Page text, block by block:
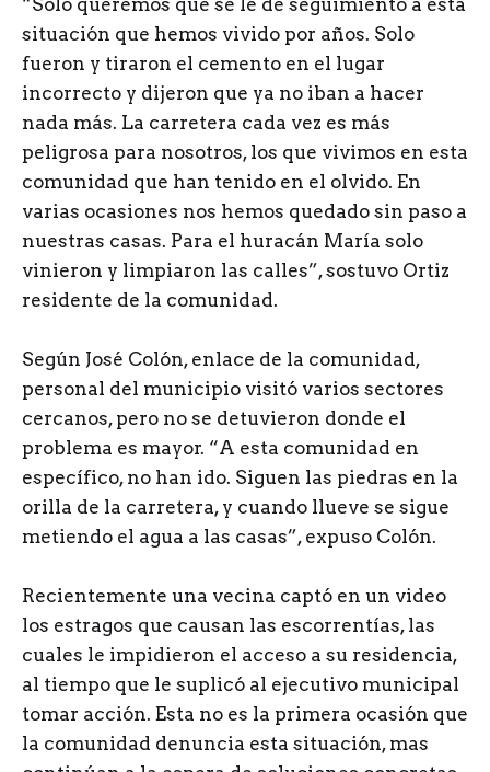
situación que hemos vivido por años. Solo
fueron y tiraron el cemento en el lugar
incorrecto y dijeron que ya no iban a hacer
nada más. La carretera cada vez es más
peligrosa para nosotros, los que vivimos en esta
comunidad que han tenido en el olvido. En
varias ocasiones nos hemos quedado sin paso a
nuestras casas. Para el huracán María solo
vinieron y limpiaron las calles”, sostuvo Ortiz
residente de la comunidad.
Según José Colón, enlace de la comunidad,
personal del municipio visitó varios sectores
cercanos, pero no se detuvieron donde el
problema es mayor. “A esta comunidad en
específico, no han ido. Siguen las piedras en la
orilla de la carretera, y cuando llueve se sigue
metiendo el agua a las casas”, expuso Colón.
Recientemente una vecina captó en un video
los estragos que causan las escorrentías, las
cuales le impidieron el acceso a su residencia,
al tiempo que le suplicó al ejecutivo municipal
tomar acción. Esta no es la primera ocasión que
la comunidad denuncia esta situación, mas